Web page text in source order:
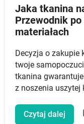
Jaka tkanina
Przewodnik
materiałach
Decyzja o zakupie
twoje
tkanina
z noszenia uszytej
Czytaj dalej